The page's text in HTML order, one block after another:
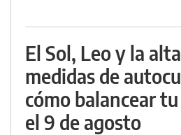
El Sol, Leo y la
medidas de
cómo balancear
el 9 de agosto